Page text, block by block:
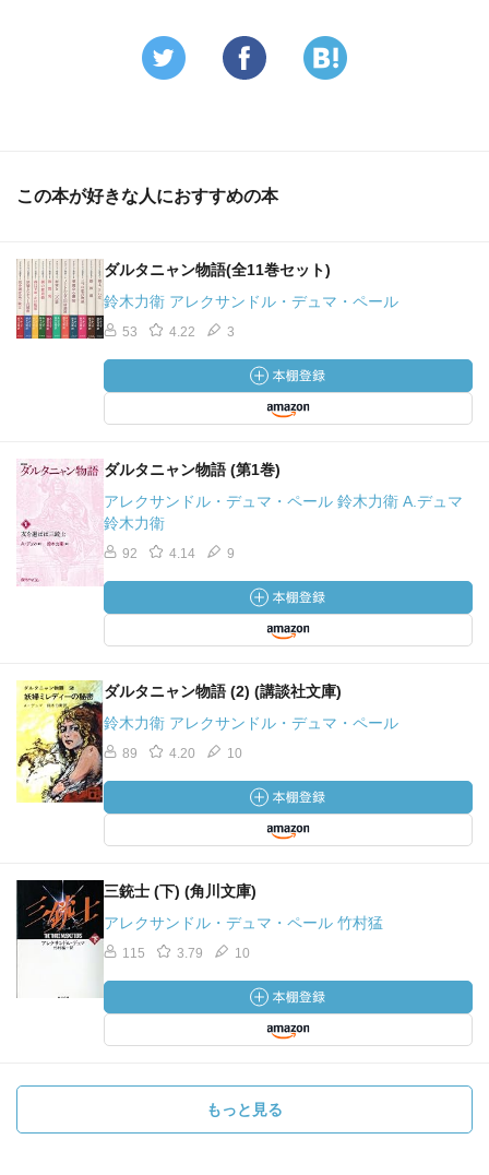
この本が好きな人におすすめの本
ダルタニャン物語(全11巻セット)
鈴木力衛 アレクサンドル・デュマ・ペール
53 4.22 3
ダルタニャン物語 (第1巻)
アレクサンドル・デュマ・ペール 鈴木力衛 A.デュマ
鈴木力衛
92 4.14 9
ダルタニャン物語 (2) (講談社文庫)
鈴木力衛 アレクサンドル・デュマ・ペール
89 4.20 10
三銃士 (下) (角川文庫)
アレクサンドル・デュマ・ペール 竹村猛
115 3.79 10
もっと見る